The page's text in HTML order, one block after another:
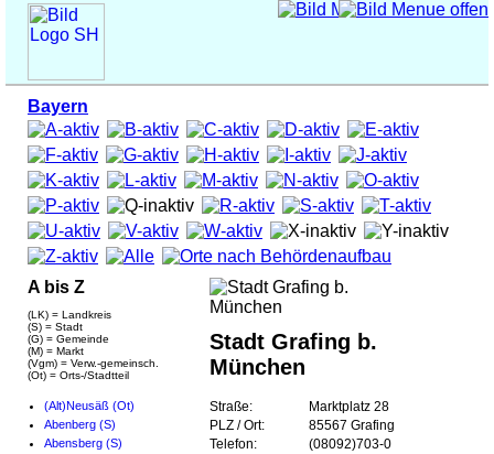
Bayern
A bis Z
(LK) = Landkreis
(S) = Stadt
(G) = Gemeinde
(M) = Markt
(Vgm) = Verw.-gemeinsch.
(Ot) = Orts-/Stadtteil
(Alt)Neusäß (Ot)
Abenberg (S)
Abensberg (S)
Stadt Grafing b.
München
Straße:
Marktplatz 28
PLZ / Ort:
85567 Grafing
Telefon:
(08092)703-0